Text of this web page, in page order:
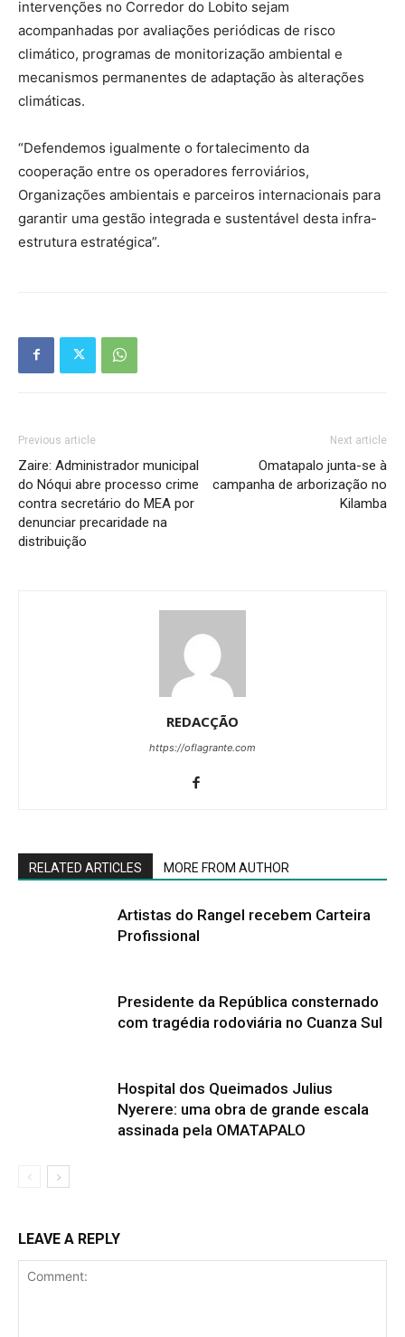
intervenções no Corredor do Lobito sejam
acompanhadas por avaliações periódicas de risco
climático, programas de monitorização ambiental e
mecanismos permanentes de adaptação às alterações
climáticas.
“Defendemos igualmente o fortalecimento da
cooperação entre os operadores ferroviários,
Organizações ambientais e parceiros internacionais para
garantir uma gestão integrada e sustentável desta infra-
estrutura estratégica”.
Previous article
Zaire: Administrador municipal
do Nóqui abre processo crime
contra secretário do MEA por
denunciar precaridade na
distribuição
Next article
Omatapalo junta-se à
campanha de arborização no
Kilamba
REDACÇÃO
https://oflagrante.com
RELATED ARTICLES MORE FROM AUTHOR
Artistas do Rangel recebem Carteira
Profissional
Presidente da República consternado
com tragédia rodoviária no Cuanza Sul
Hospital dos Queimados Julius
Nyerere: uma obra de grande escala
assinada pela OMATAPALO
LEAVE A REPLY